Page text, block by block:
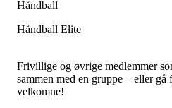
Håndball
Håndball Elite
Frivillige og øvrige medlemmer
sammen med en gruppe – eller
velkomne!